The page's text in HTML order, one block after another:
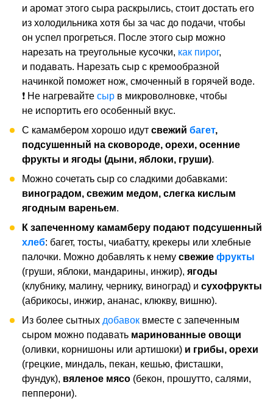
и аромат этого сыра раскрылись, стоит достать его
из холодильника хотя бы за час до подачи, чтобы
он успел прогреться. После этого сыр можно
нарезать на треугольные кусочки, как пирог,
и подавать. Нарезать сыр с кремообразной
начинкой поможет нож, смоченный в горячей воде.
❗ Не нагревайте сыр в микроволновке, чтобы
не испортить его особенный вкус.
С камамбером хорошо идут свежий багет,
подсушенный на сковороде, орехи, осенние
фрукты и ягоды (дыни, яблоки, груши).
Можно сочетать сыр со сладкими добавками:
виноградом, свежим медом, слегка кислым
ягодным вареньем.
К запеченному камамберу подают подсушенный
хлеб: багет, тосты, чиабатту, крекеры или хлебные
палочки. Можно добавлять к нему свежие фрукты
(груши, яблоки, мандарины, инжир), ягоды
(клубнику, малину, чернику, виноград) и сухофрукты
(абрикосы, инжир, ананас, клюкву, вишню).
Из более сытных добавок вместе с запеченным
сыром можно подавать маринованные овощи
(оливки, корнишоны или артишоки) и грибы, орехи
(грецкие, миндаль, пекан, кешью, фисташки,
фундук), вяленое мясо (бекон, прошутто, салями,
пепперони).